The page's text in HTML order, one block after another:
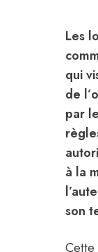
Les
qui
de
par
à la
son
Cette